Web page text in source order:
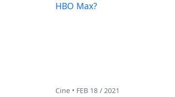
Cine • FEB 18 / 2021